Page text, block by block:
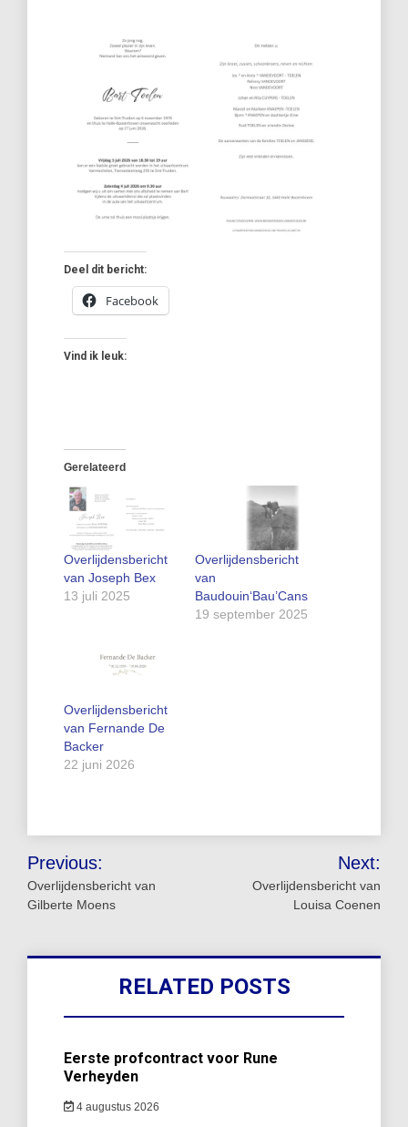
Deel dit bericht:
Facebook
Vind ik leuk:
Gerelateerd
Overlijdensbericht
van Joseph Bex
13 juli 2025
Overlijdensbericht
van
Baudouin‘Bau’Cans
19 september 2025
Overlijdensbericht
van Fernande De
Backer
22 juni 2026
Bericht
navigatie
Previous:
Overlijdensbericht van
Gilberte Moens
Next:
Overlijdensbericht van
Louisa Coenen
RELATED POSTS
Eerste profcontract voor Rune
Verheyden
4 augustus 2026